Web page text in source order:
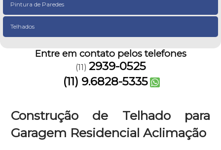
Pintura de Paredes
Telhados
Entre em contato pelos telefones
(11) 2939-0525
(11) 9.6828-5335
Construção de Telhado para
Garagem Residencial Aclimação